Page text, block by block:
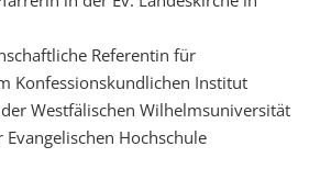
Referentin für
Konfessionskundlichen Institut
Westfälischen Wilhelmsuniversität
Hochschule